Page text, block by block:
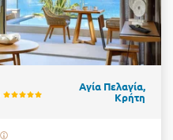
Αγία Πελαγία,
Κρήτη